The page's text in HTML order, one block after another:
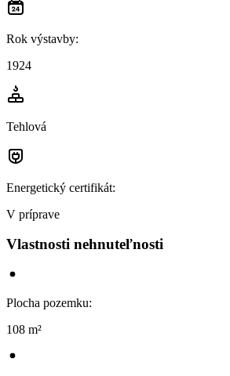
Rok výstavby:
1924
Tehlová
Energetický certifikát:
V príprave
Vlastnosti nehnuteľnosti
Plocha pozemku:
108 m²